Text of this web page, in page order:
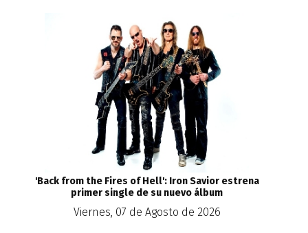
'Back from the Fires of Hell': Iron Savior estrena
primer single de su nuevo álbum
Viernes, 07 de Agosto de 2026